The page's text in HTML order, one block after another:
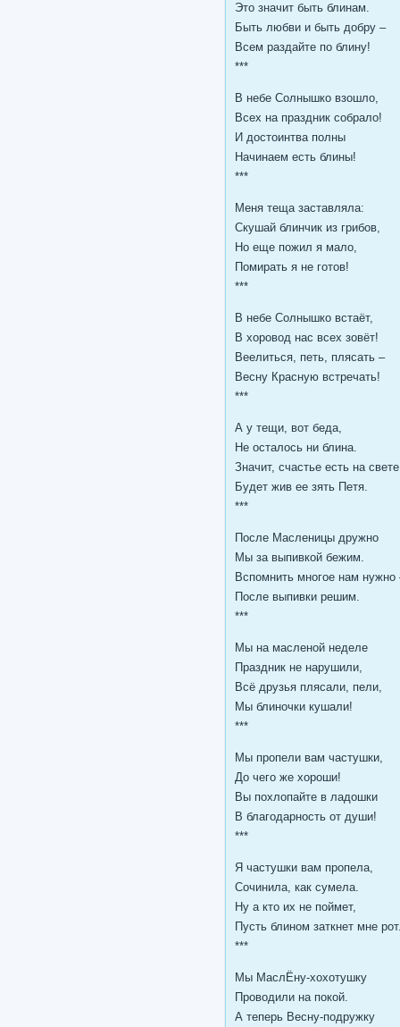
Это значит быть блинам.
Быть любви и быть добру –
Всем раздайте по блину!
***
В небе Солнышко взошло,
Всех на праздник собрало!
И достоинтва полны
Начинаем есть блины!
***
Меня теща заставляла:
Скушай блинчик из грибов,
Но еще пожил я мало,
Помирать я не готов!
***
В небе Солнышко встаёт,
В хоровод нас всех зовёт!
Веелиться, петь, плясать –
Весну Красную встречать!
***
А у тещи, вот беда,
Не осталось ни блина.
Значит, счастье есть на
Будет жив ее зять Петя.
***
После Масленицы дружно
Мы за выпивкой бежим.
Вспомнить многое нам нужно
После выпивки решим.
***
Мы на масленой неделе
Праздник не нарушили,
Всё друзья плясали, пели,
Мы блиночки кушали!
***
Мы пропели вам частушки,
До чего же хороши!
Вы похлопайте в ладошки
В благодарность от души!
***
Я частушки вам пропела,
Сочинила, как сумела.
Ну а кто их не поймет,
Пусть блином заткнет мне
***
Мы МаслЁну-хохотушку
Проводили на покой.
А теперь Весну-подружку